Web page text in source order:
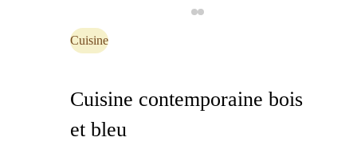
Cuisine
Cuisine contemporaine bois
et bleu